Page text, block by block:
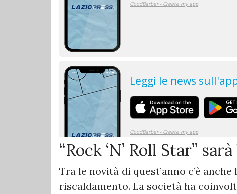
“Rock ‘N’ Roll Star”
Tra le novità di quest’anno c’è
riscaldamento. La società ha